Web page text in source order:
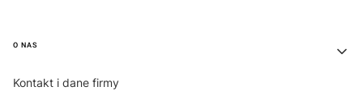
Linki w stopce
O NAS
Kontakt i dane firmy